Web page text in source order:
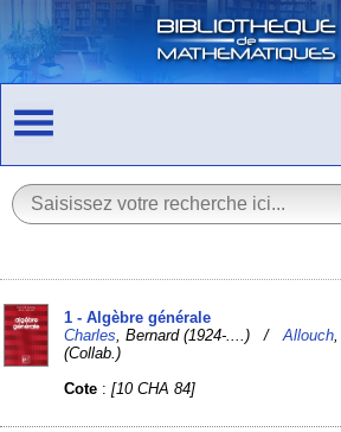
1 - Algèbre générale
Charles , Bernard (1924-....) /Allouch
(Collab.)
Cote :[10 CHA 84]